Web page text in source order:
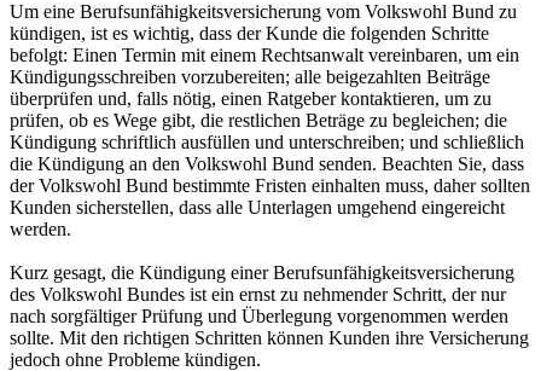
Um eine Berufsunfähigkeitsversicherung vom Volkswohl Bund zu
kündigen, ist es wichtig, dass der Kunde die folgenden Schritte
befolgt: Einen Termin mit einem Rechtsanwalt vereinbaren, um ein
Kündigungsschreiben vorzubereiten; alle beigezahlten Beiträge
überprüfen und, falls nötig, einen Ratgeber kontaktieren, um zu
prüfen, ob es Wege gibt, die restlichen Beträge zu begleichen; die
Kündigung schriftlich ausfüllen und unterschreiben; und schließlich
die Kündigung an den Volkswohl Bund senden. Beachten Sie, dass
der Volkswohl Bund bestimmte Fristen einhalten muss, daher sollten
Kunden sicherstellen, dass alle Unterlagen umgehend eingereicht
werden.
Kurz gesagt, die Kündigung einer Berufsunfähigkeitsversicherung
des Volkswohl Bundes ist ein ernst zu nehmender Schritt, der nur
nach sorgfältiger Prüfung und Überlegung vorgenommen werden
sollte. Mit den richtigen Schritten können Kunden ihre Versicherung
jedoch ohne Probleme kündigen.